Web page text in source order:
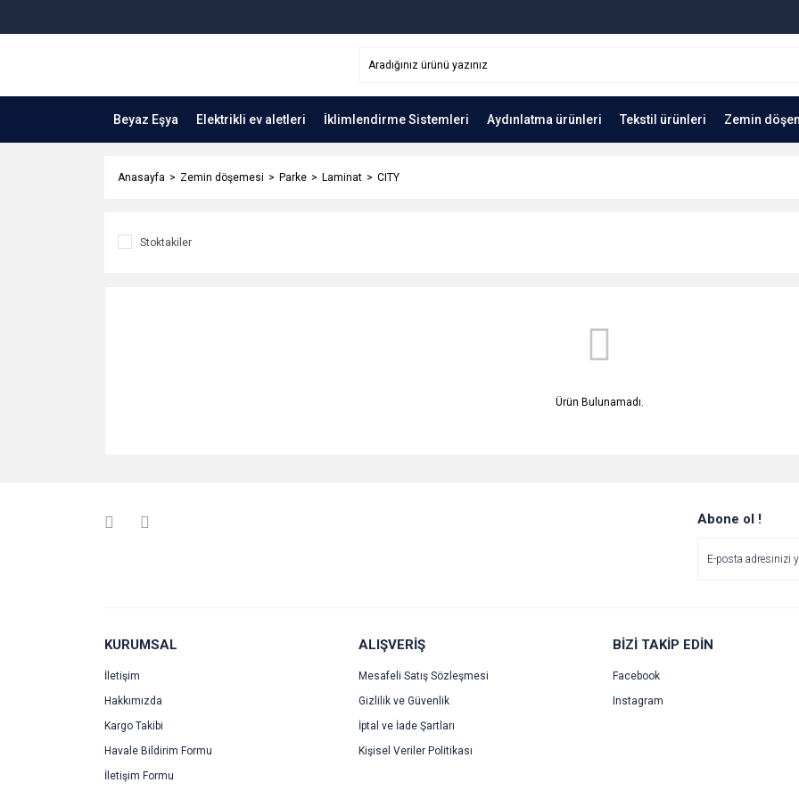
Beyaz Eşya Elektrikli ev aletleri İklimlendirme Sistemleri Aydınlatma ürünleri Tekstil ürünleri Zemin
Anasayfa Zemin döşemesi Parke Laminat CITY
Stoktakiler
Ürün Bulunamadı.
Abone ol !
KURUMSAL
İletişim
Hakkımızda
Kargo Takibi
Havale Bildirim Formu
İletişim Formu
ALIŞVERİŞ
Mesafeli Satış Sözleşmesi
Gizlilik ve Güvenlik
İptal ve İade Şartları
Kişisel Veriler Politikası
BİZİ TAKİP EDİN
Facebook
Instagram